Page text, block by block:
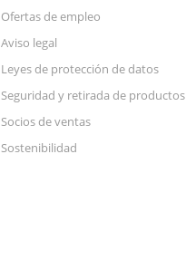
Ofertas de empleo
Aviso legal
Leyes de protección de datos
Seguridad y retirada de productos
Socios de ventas
Sostenibilidad